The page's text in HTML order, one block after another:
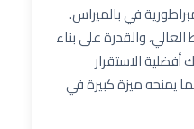
في بالميراس.
العالي، والقدرة على بناء
الاستقرار
يمنحه ميزة كبيرة في